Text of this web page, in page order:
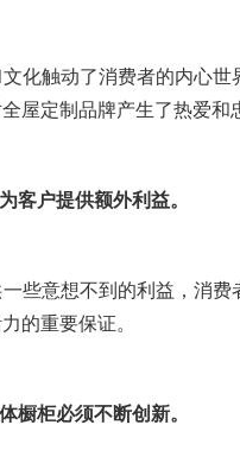
化触动了消费者的内心
屋定制品牌产生了热爱和
客户提供额外利益。
些意想不到的利益，消
的重要保证。
橱柜必须不断创新。